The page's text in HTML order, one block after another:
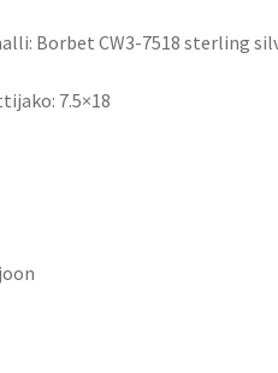
k
n
Borbet CW3-7518 sterling
7.5×18